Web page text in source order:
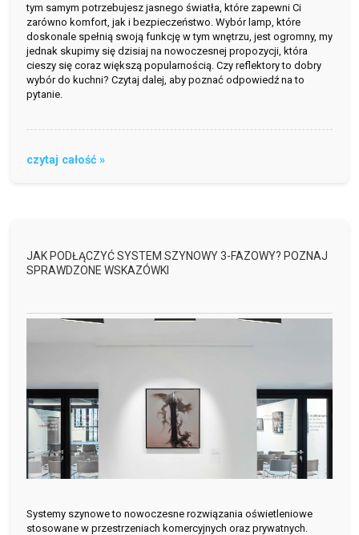
tym samym potrzebujesz jasnego światła, które zapewni Ci
zarówno komfort, jak i bezpieczeństwo. Wybór lamp, które
doskonale spełnią swoją funkcję w tym wnętrzu, jest ogromny, my
jednak skupimy się dzisiaj na nowoczesnej propozycji, która
cieszy się coraz większą popularnością. Czy reflektory to dobry
wybór do kuchni? Czytaj dalej, aby poznać odpowiedź na to
pytanie.
czytaj całość »
JAK PODŁĄCZYĆ SYSTEM SZYNOWY 3-FAZOWY? POZNAJ
SPRAWDZONE WSKAZÓWKI
Systemy szynowe to nowoczesne rozwiązania oświetleniowe
stosowane w przestrzeniach komercyjnych oraz prywatnych.